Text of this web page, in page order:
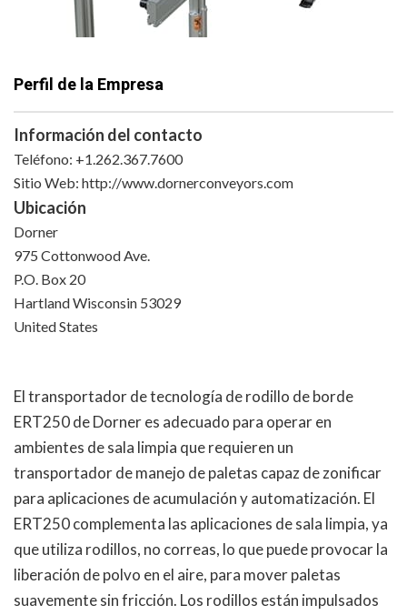
Perfil de la Empresa
Información del contacto
Teléfono: +1.262.367.7600
Sitio Web: http://www.dornerconveyors.com
Ubicación
Dorner
975 Cottonwood Ave.
P.O. Box 20
Hartland Wisconsin 53029
United States
El transportador de tecnología de rodillo de borde
ERT250 de Dorner es adecuado para operar en
ambientes de sala limpia que requieren un
transportador de manejo de paletas capaz de zonificar
para aplicaciones de acumulación y automatización. El
ERT250 complementa las aplicaciones de sala limpia, ya
que utiliza rodillos, no correas, lo que puede provocar la
liberación de polvo en el aire, para mover paletas
suavemente sin fricción. Los rodillos están impulsados